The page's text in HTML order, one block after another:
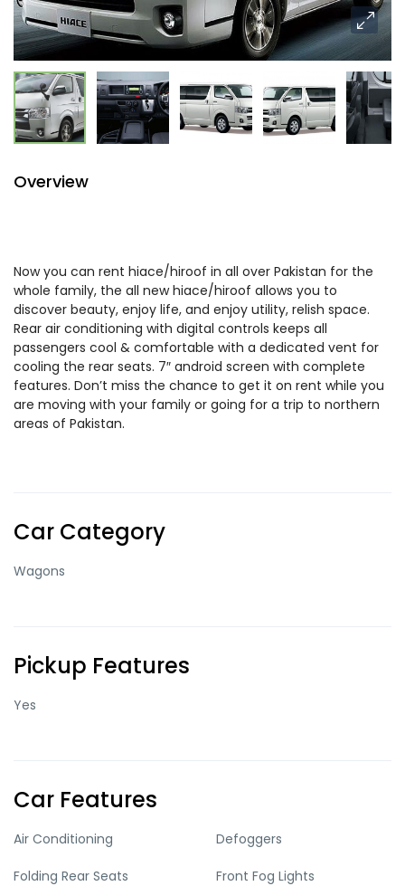
Overview
Now you can rent hiace/hiroof in all over Pakistan for the
whole family, the all new hiace/hiroof allows you to
discover beauty, enjoy life, and enjoy utility, relish space.
Rear air conditioning with digital controls keeps all
passengers cool & comfortable with a dedicated vent for
cooling the rear seats. 7″ android screen with complete
features. Don’t miss the chance to get it on rent while you
are moving with your family or going for a trip to northern
areas of Pakistan.
Car Category
Wagons
Pickup Features
Yes
Car Features
Air Conditioning Defoggers
Folding Rear Seats Front Fog Lights